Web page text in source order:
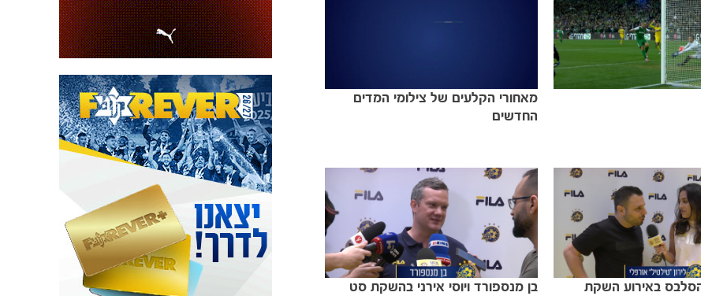
מאחורי הקלעים של צילומי המדים
החדשים
באירוע השקת
בן מנספורד ויוסי אירני בהשקת סט